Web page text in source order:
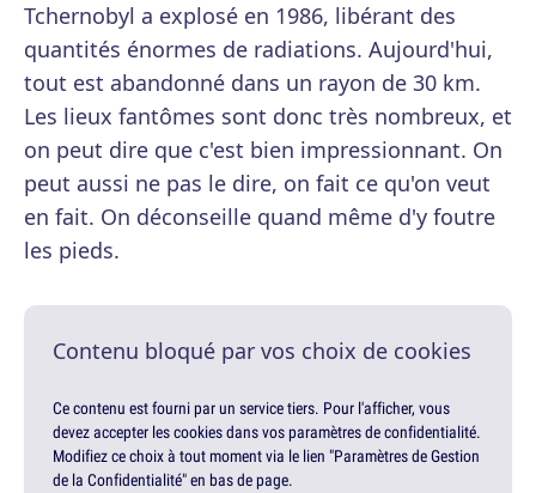
Tchernobyl a explosé en 1986, libérant des
quantités énormes de radiations. Aujourd'hui,
tout est abandonné dans un rayon de 30 km.
Les lieux fantômes sont donc très nombreux, et
on peut dire que c'est bien impressionnant. On
peut aussi ne pas le dire, on fait ce qu'on veut
en fait. On déconseille quand même d'y foutre
les pieds.
Contenu bloqué par vos choix de cookies
Ce contenu est fourni par un service tiers. Pour l'afficher, vous
devez accepter les cookies dans vos paramètres de confidentialité.
Modifiez ce choix à tout moment via le lien "Paramètres de Gestion
de la Confidentialité" en bas de page.